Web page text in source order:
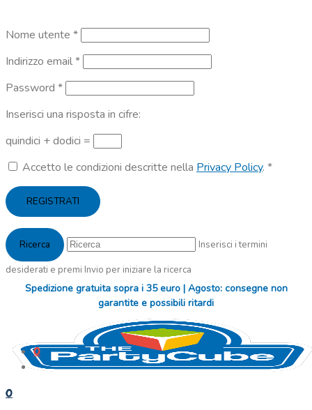
Nome utente *Richiesto
Indirizzo email*Richiesto
Password *Richiesto
Inserisci una risposta in cifre:
quindici + dodici =
Accetto le condizioni descritte nella Privacy Policy. *
REGISTRATI
Inserisci i termini
desiderati e premi Invio per iniziare la ricerca
Spedizione gratuita sopra i 35 euro | Agosto: consegne non
garantite e possibili ritardi
0
0